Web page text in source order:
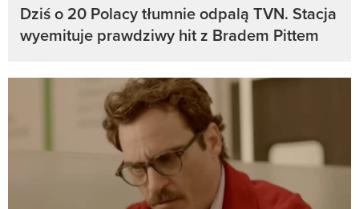
Dziś o 20 Polacy tłumnie odpalą TVN. Stacja
wyemituje prawdziwy hit z Bradem Pittem